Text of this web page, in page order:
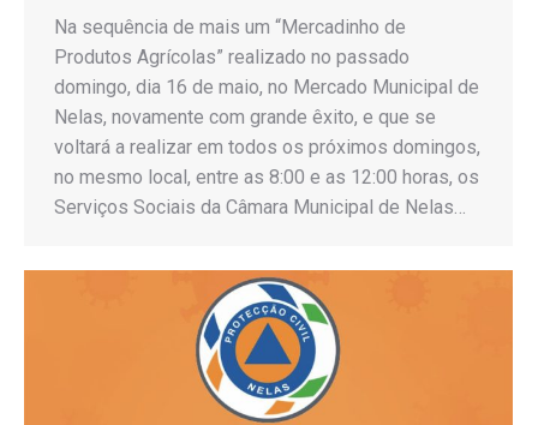
Na sequência de mais um “Mercadinho de
Produtos Agrícolas” realizado no passado
domingo, dia 16 de maio, no Mercado Municipal de
Nelas, novamente com grande êxito, e que se
voltará a realizar em todos os próximos domingos,
no mesmo local, entre as 8:00 e as 12:00 horas, os
Serviços Sociais da Câmara Municipal de Nelas…